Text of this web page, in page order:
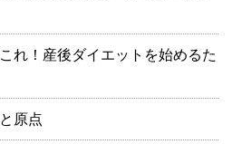
れ！産後ダイエットを始めるた
原点